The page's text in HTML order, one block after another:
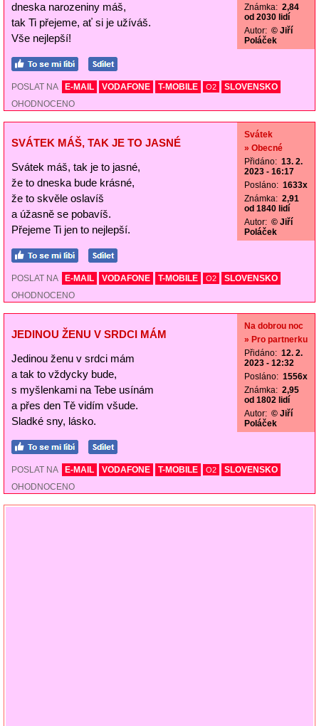
dneska narozeniny máš,
tak Ti přejeme, ať si je užíváš.
Vše nejlepší!
Známka: 2,84
od 2030 lidí
Autor: © Jiří
Poláček
POSLAT NA E-MAIL VODAFONE T-MOBILE O2
SLOVENSKO
OHODNOCENO
SVÁTEK MÁŠ, TAK JE TO JASNÉ
Svátek máš, tak je to jasné,
že to dneska bude krásné,
že to skvěle oslavíš
a úžasně se pobavíš.
Přejeme Ti jen to nejlepší.
Svátek
» Obecné
Přidáno: 13. 2.
2023 - 16:17
Posláno: 1633x
Známka: 2,91
od 1840 lidí
Autor: © Jiří
Poláček
POSLAT NA E-MAIL VODAFONE T-MOBILE O2
SLOVENSKO
OHODNOCENO
JEDINOU ŽENU V SRDCI MÁM
Jedinou ženu v srdci mám
a tak to vždycky bude,
s myšlenkami na Tebe usínám
a přes den Tě vidím všude.
Sladké sny, lásko.
Na dobrou noc
» Pro partnerku
Přidáno: 12. 2.
2023 - 12:32
Posláno: 1556x
Známka: 2,95
od 1802 lidí
Autor: © Jiří
Poláček
POSLAT NA E-MAIL VODAFONE T-MOBILE O2
SLOVENSKO
OHODNOCENO